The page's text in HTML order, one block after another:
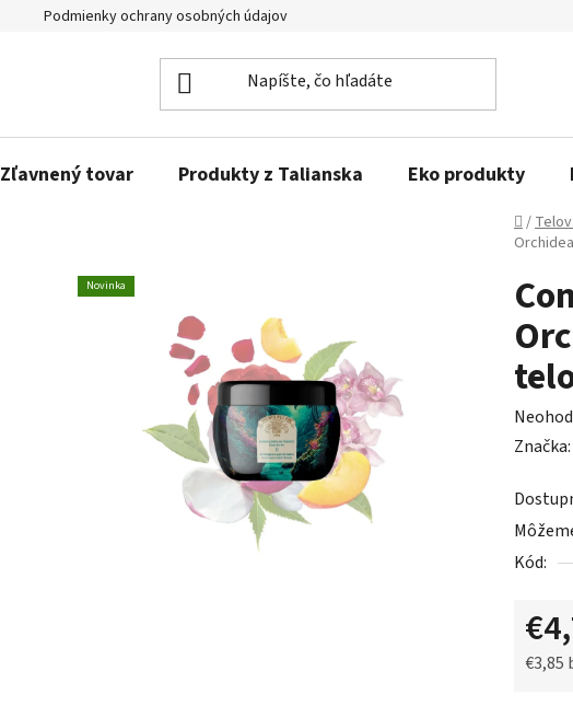
Podmienky ochrany osobných údajov
Zľavnený tovar Produkty z Talianska Eko produkty
Domov
/
je
0,0
z
Značka:
Kód:
€3,85
Novinka